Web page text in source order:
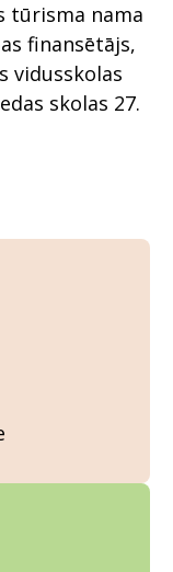
tūrisma nama
finansētājs,
vidusskolas
skolas 27.